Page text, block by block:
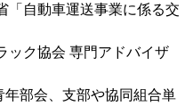
「自動車運送事業に係る交
ック協会 専門アドバイザ
部会、支部や協同組合単